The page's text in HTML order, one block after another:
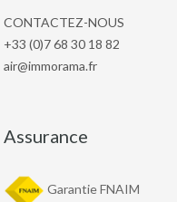
CONTACTEZ-NOUS
+33 (0)7 68 30 18 82
air@immorama.fr
Assurance
Garantie FNAIM